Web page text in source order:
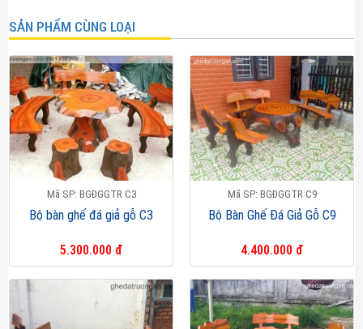
SẢN PHẨM CÙNG LOẠI
Mã SP: BGĐGGTR C3
Bộ bàn ghế đá giả gỗ C3
5.300.000 đ
Mã SP: BGĐGGTR C9
Bộ Bàn Ghế Đá Giả Gỗ C9
4.400.000 đ